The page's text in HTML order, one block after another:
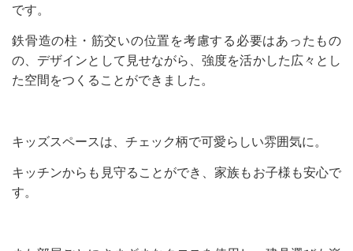
です。
鉄骨造の柱・筋交いの位置を考慮する必要はあったもの
の、デザインとして見せながら、強度を活かした広々とし
た空間をつくることができました。
キッズスペースは、チェック柄で可愛らしい雰囲気に。
キッチンからも見守ることができ、家族もお子様も安心で
す。